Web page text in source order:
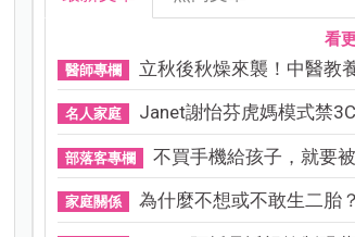
看
醫師專欄 立秋後秋燥來襲！中醫教
名人家庭 Janet謝怡芬虎媽模式禁3C，
部落客專欄 不買手機給孩子，就要被貼
家庭關係 為什麼不想或不敢生二胎？